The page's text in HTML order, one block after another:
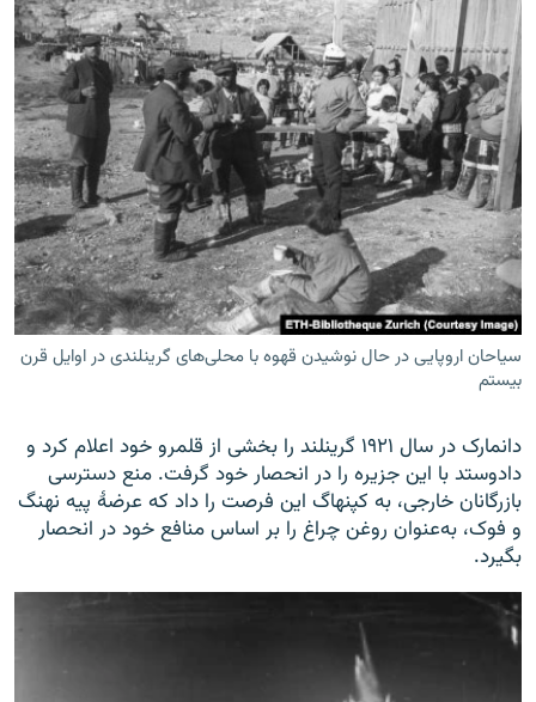
سیاحان اروپایی در حال نوشیدن قهوه با محلی‌های گرینلندی در اوایل قرن
بیستم
دانمارک در سال ۱۹۲۱ گرینلند را بخشی از قلمرو خود اعلام کرد و
دادوستد با این جزیره را در انحصار خود گرفت. منع دسترسی
بازرگانان خارجی، به کپنهاگ این فرصت را داد که عرضۀ پیه نهنگ
و فوک، به‌عنوان روغن چراغ را بر اساس منافع خود در انحصار
بگیرد.